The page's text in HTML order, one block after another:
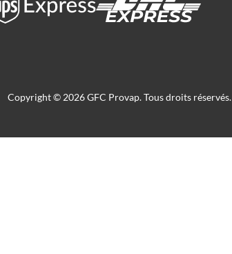
Copyright © 2026 GFC Provap. Tous droits réservés.